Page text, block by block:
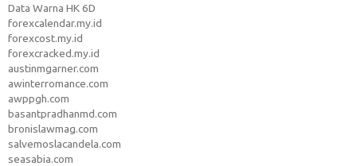
Data Warna HK 6D
forexcalendar.my.id
forexcost.my.id
forexcracked.my.id
austinmgarner.com
awinterromance.com
awppgh.com
basantpradhanmd.com
bronislawmag.com
salvemoslacandela.com
seasabia.com